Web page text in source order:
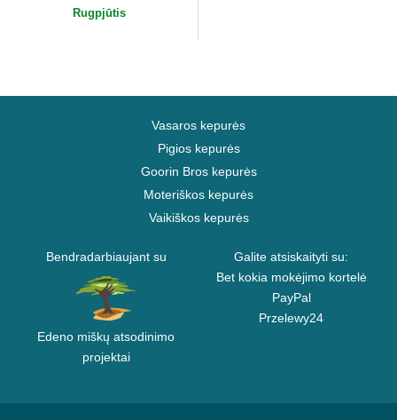
Rugpjūtis
Vasaros kepurės
Pigios kepurės
Goorin Bros kepurės
Moteriškos kepurės
Vaikiškos kepurės
Bendradarbiaujant su
Edeno miškų atsodinimo
projektai
Galite atsiskaityti su:
Bet kokia mokėjimo kortelė
PayPal
Przelewy24